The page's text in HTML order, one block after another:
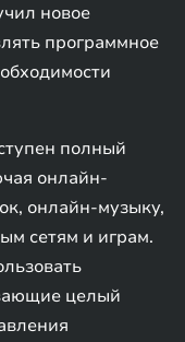
новое
программное
полный
онлайн-
онлайн-музыку,
сетям и играм.
целый